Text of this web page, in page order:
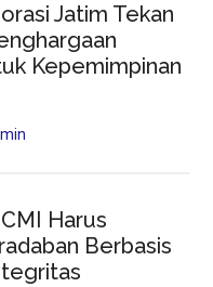
Jatim Tekan
Kepemimpinan
Harus
Berbasis